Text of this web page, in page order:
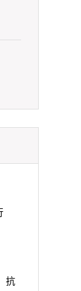
抗